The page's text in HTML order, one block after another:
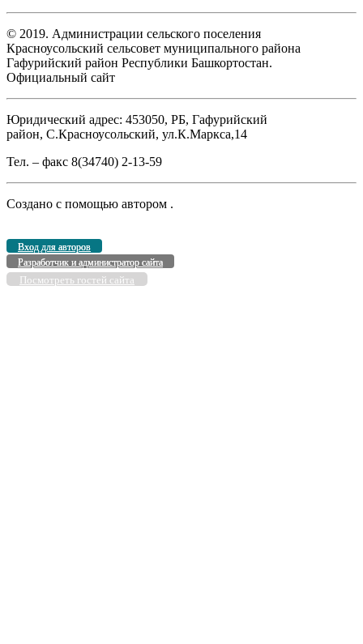
© 2019. Администрации сельского поселения
Красноусольский сельсовет муниципального района
Гафурийский район Республики Башкортостан.
Официальный сайт
Юридический адрес: 453050, РБ, Гафурийский
район, С.Красноусольский, ул.К.Маркса,14
Тел. – факс 8(34740) 2-13-59
Создано с помощью автором .
Вход для авторов
Разработчик и администратор сайта
Посмотреть гостей сайта